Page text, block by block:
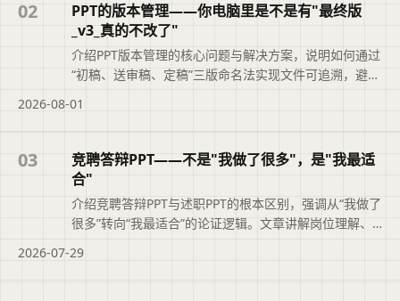
断文章是否符合当前需求，再查看完整原文。
02
PPT的版本管理——你电脑里是不是有"最终版
_v3_真的不改了"
介绍PPT版本管理的核心问题与解决方案，说明如何通过
“初稿、送审稿、定稿”三版命名法实现文件可追溯，避免
大纲版本记录功能，帮助职场人快速定位正确文件，提
面主题、主要内容与适用场景，再进入原文查看完整信
息。
2026-08-01
03
竞聘答辩PPT——不是"我做了很多"，是"我最适
合"
介绍竞聘答辩PPT与述职PPT的根本区别，强调从“我做了
很多”转向“我最适合”的论证逻辑。文章讲解岗位理解、
说明二狗PPT如何辅助结构化大纲与时间把控，帮助竞聘
2026-07-29